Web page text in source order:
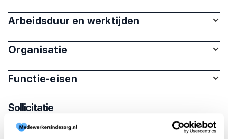
Arbeidsduur en werktijden
Organisatie
Functie-eisen
Sollicitatie
Is deze vacature je op het lijf geschreven?